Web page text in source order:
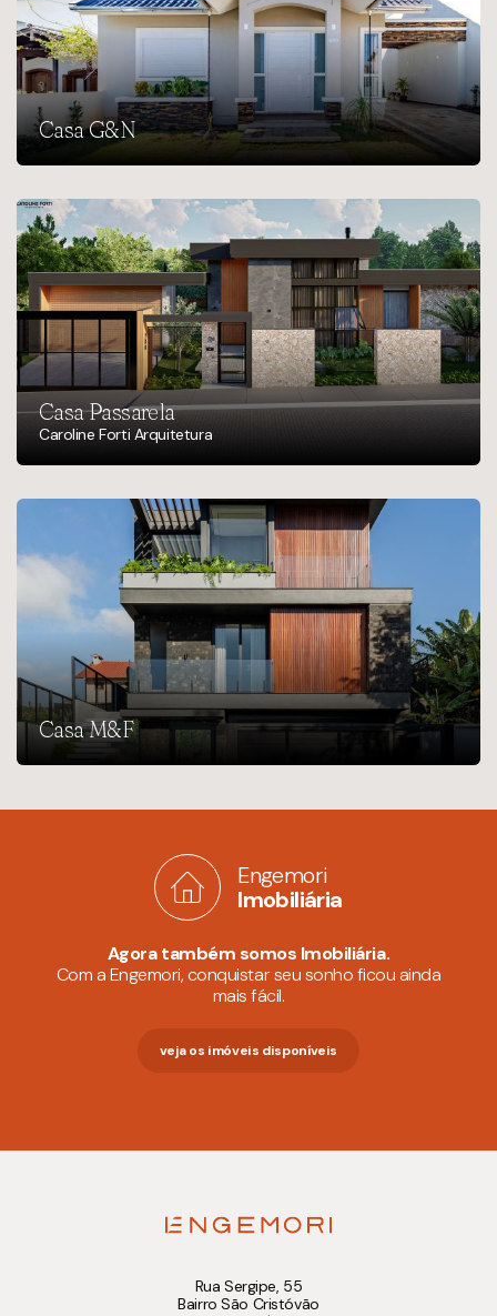
Casa G&N
Casa Passarela
Caroline Forti Arquitetura
Casa M&F
Engemori
Imobiliária
Agora também somos Imobiliária.
Com a Engemori, conquistar seu sonho ficou ainda
mais fácil.
veja os imóveis disponíveis
Rua Sergipe, 55
Bairro São Cristóvão